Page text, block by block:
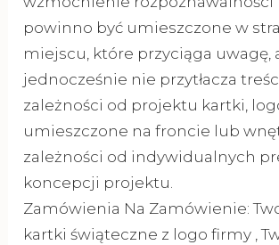
powinno być umieszczone w
miejscu, które przyciąga uwagę,
jednocześnie nie przytłacza
zależności od projektu kartki,
umieszczone na froncie lub
zależności od indywidualnych
koncepcji projektu.
Zamówienia Na Zamówienie:
kartki świąteczne z logo firmy ,